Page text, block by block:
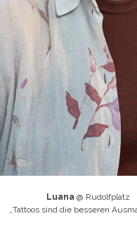
Luana @ Rudolfplatz
Tattoos sind die besseren